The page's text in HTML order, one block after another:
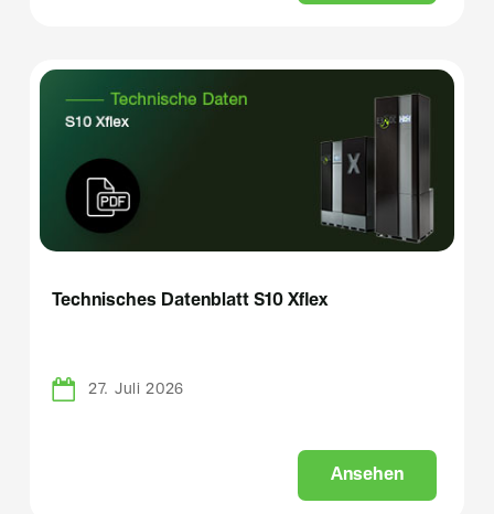
Technisches Datenblatt S10 Xflex
27. Juli 2026
Ansehen